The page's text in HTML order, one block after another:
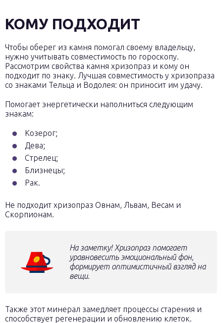
КОМУ ПОДХОДИТ
Чтобы оберег из камня помогал своему владельцу,
нужно учитывать совместимость по гороскопу.
Рассмотрим свойства камня хризопраз и кому он
подходит по знаку. Лучшая совместимость у хризопраза
со знаками Тельца и Водолея: он приносит им удачу.
Помогает энергетически наполниться следующим
знакам:
Козерог;
Дева;
Стрелец;
Близнецы;
Рак.
Не подходит хризопраз Овнам, Львам, Весам и
Скорпионам.
На заметку! Хризопраз помогает
уравновесить эмоциональный фон,
формирует оптимистичный взгляд на
вещи.
Также этот минерал замедляет процессы старения и
способствует регенерации и обновлению клеток.